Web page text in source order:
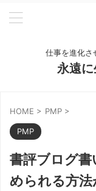
仕事を進化さ
永遠
HOME > PMP >
PMP
書評ブログ
められる方法